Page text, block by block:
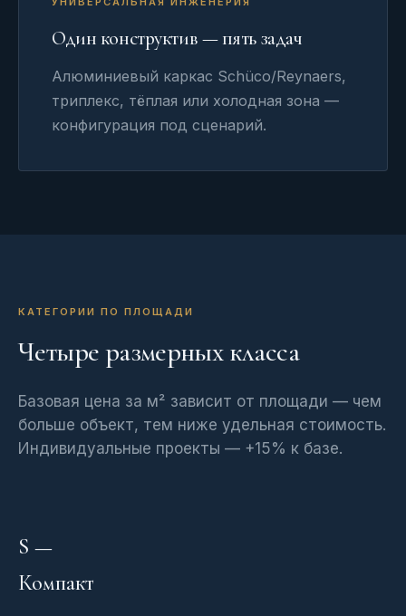
Один конструктив — пять задач
Алюминиевый каркас Schüco/Reynaers,
триплекс, тёплая или холодная зона —
конфигурация под сценарий.
КАТЕГОРИИ ПО ПЛОЩАДИ
Четыре размерных класса
Базовая цена за м² зависит от площади — чем
больше объект, тем ниже удельная стоимость.
Индивидуальные проекты — +15% к базе.
S —
Компакт